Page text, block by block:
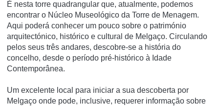
É nesta torre quadrangular que, atualmente, podemos
encontrar o Núcleo Museológico da Torre de Menagem.
Aqui poderá conhecer um pouco sobre o património
arquitectónico, histórico e cultural de Melgaço. Circulando
pelos seus três andares, descobre-se a história do
concelho, desde o período pré-histórico à Idade
Contemporânea.
Um excelente local para iniciar a sua descoberta por
Melgaço onde pode, inclusive, requerer informação sobre